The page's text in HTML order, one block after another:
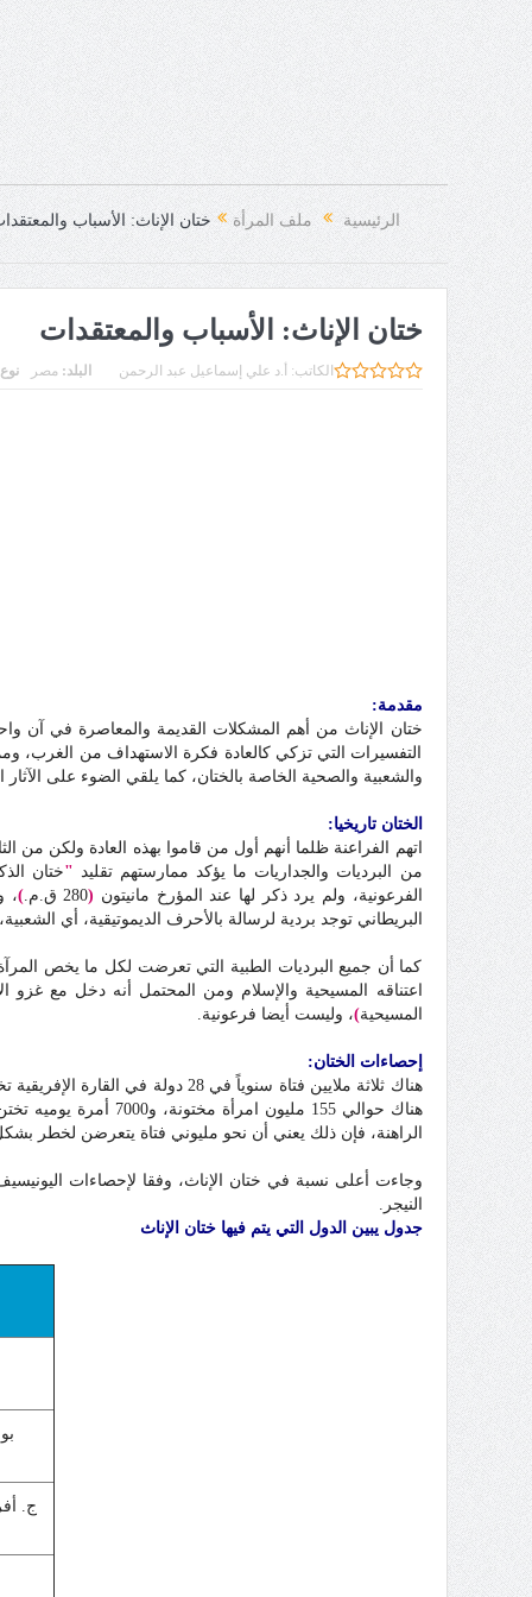
الرئيسية ملف المرأة ختان الإناث: الأسباب
ختان الإناث: الأسباب والمعتقدات
الكاتب: أ.د علي إسماعيل عبد الرحمن البلد: مصر
مقدمة:
ختان الإناث من أهم المشكلات القديمة والمعاصرة في آن
التفسيرات التي تزكي كالعادة فكرة الاستهداف من الغرب،
والشعبية والصحية الخاصة بالختان، كما يلقي الضوء على الآثار
الختان تاريخيا:
اتهم الفراعنة ظلما أنهم أول من قاموا بهذه العادة ولكن من
من البرديات والجداريات ما يؤكد ممارستهم تقليد "ختان
الفرعونية، ولم يرد ذكر لها عند المؤرخ مانيتون (280 ق.م. )،
البريطاني توجد بردية لرسالة بالأحرف الديموتيقية، أي الشعبية، ترجع للعام 123 ق.م.، مفادها أن شاباً من
كما أن جميع البرديات الطبية التي تعرضت لكل ما يخص
اعتناقه المسيحية والإسلام ومن المحتمل أنه دخل مع
المسيحية)، وليست أيضا فرعونية.
إحصاءات الختان:
هناك ثلاثة ملايين فتاة سنوياً
الراهنة، فإن ذلك يعني أن نحو مليوني فتاة يتعرضن لخطر
وجاءت أعلى نسبة في ختان الإناث، وفقا لإحصاءات
النيجر.
جدول يبين الدول التي يتم فيها ختان الإناث
ج.